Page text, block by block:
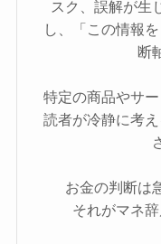
スク、誤解が生
し、「この情報
断
特定の商品やサ
読者が冷静に考
お金の判断は
それがマネ